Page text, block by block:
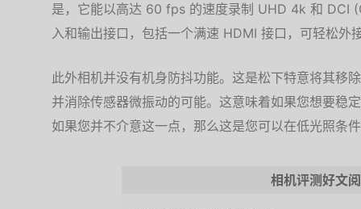
是，它能以高达 60 fps 的速度录制 UHD 4k 和 DCI
入和输出接口，包括一个满速 HDMI 接口，可轻松外
此外相机并没有机身防抖功能。这是松下特意将其移
并消除传感器微振动的可能。这意味着如果您想要稳
如果您并不介意这一点，那么这是您可以在低光照条
相机评测好文